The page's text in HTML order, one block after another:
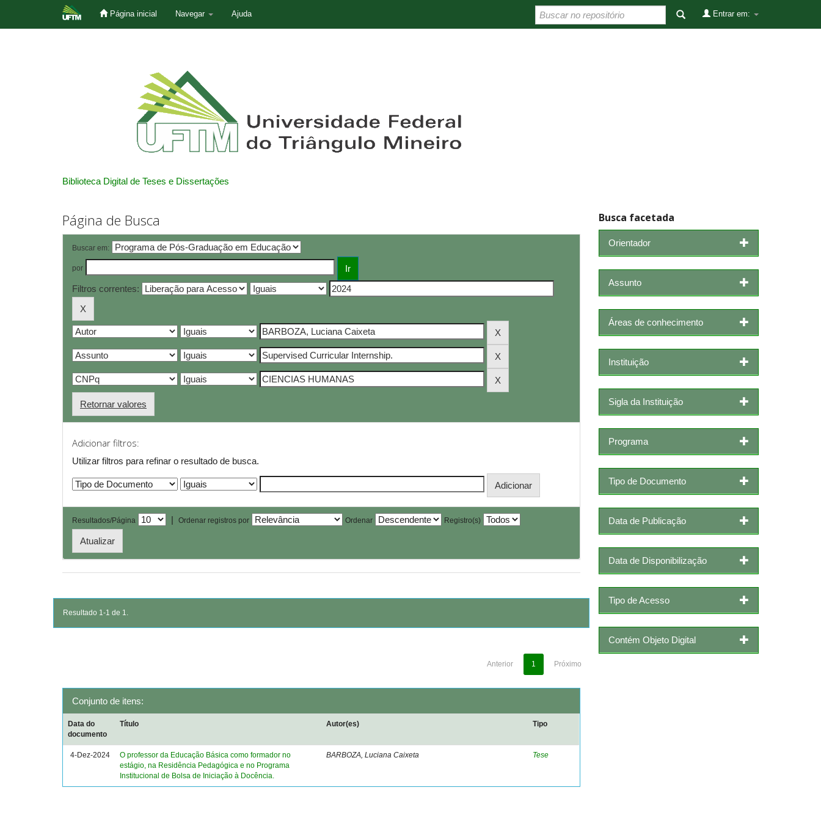
Página inicial Navegar Ajuda Entrar em:
Biblioteca Digital de Teses e Dissertações
Página de Busca
Buscar em:
por
Filtros correntes:
Retornar valores
Adicionar filtros:
Utilizar filtros para refinar o resultado de busca.
Resultados/Página | Ordenar registros por Ordenar Registro(s)
Resultado 1-1 de 1.
Anterior 1 Próximo
Conjunto de itens:
Data do
documento
Título Autor(es) Tipo
4-Dez-2024
O professor da Educação Básica como formador no
estágio, na Residência Pedagógica e no Programa
Institucional de Bolsa de Iniciação à Docência.
BARBOZA, Luciana Caixeta Tese
Busca facetada
Orientador
Assunto
Áreas de conhecimento
Instituição
Sigla da Instituição
Programa
Tipo de Documento
Data de Publicação
Data de Disponibilização
Tipo de Acesso
Contém Objeto Digital